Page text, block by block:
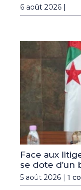
6 août 2026 |
Face aux
se dote d’un
5 août 2026 | 1